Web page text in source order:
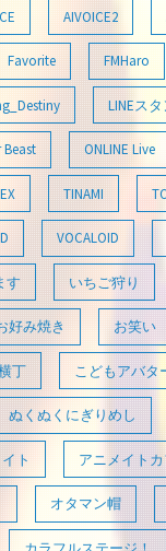
AIVOICE2
Favorite FMHaro
LINEス
ONLINE Live
TINAMI
VOCALOID
す いちご狩り
好み焼き お笑い
丁 こどもアバタ
ぬくぬくにぎりめし
ト アニメイトカ
オタマン帽